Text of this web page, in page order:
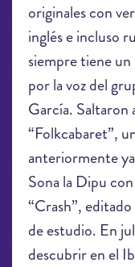
originales con
inglés e incluso
siempre tiene
por la voz del
García. Saltaron
“Folkcabaret”,
anteriormente
Sona la Dipu
“Crash”,
de estudio. En
descubrir en el